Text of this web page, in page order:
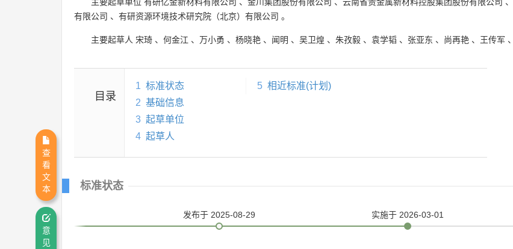
有限公司 、 有研资源环境技术研究院（北京）有限公司 。
主要起草人 宋琦 、 何金江 、 万小勇 、 杨晓艳 、 闻明 、 吴卫煌 、 朱孜毅 、 袁学韬 、 张亚东 、 尚再艳 、 王传军 、
目录
1 标准状态
2 基础信息
3 起草单位
4 起草人
5 相近标准(计划)
标准状态
发布于 2025-08-29 实施于 2026-03-01
查
看
文
本
意
见